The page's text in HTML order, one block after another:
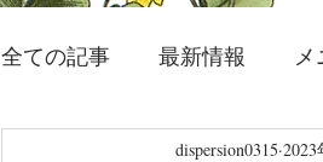
全ての記事 最新情報
dispersion0315 2023